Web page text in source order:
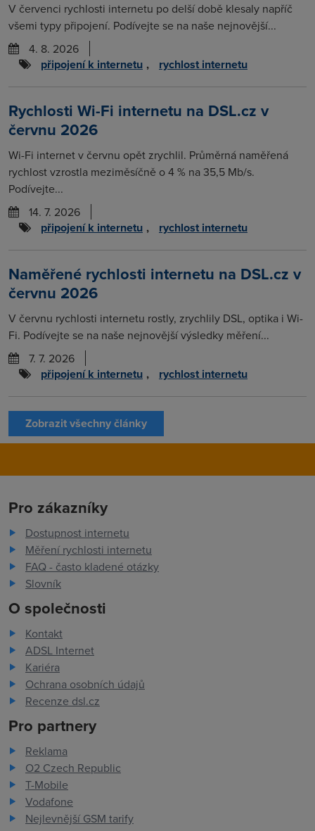
V červenci rychlosti internetu po delší době klesaly napříč
všemi typy připojení. Podívejte se na naše nejnovější...
4. 8. 2026
připojení k internetu , rychlost internetu
Rychlosti Wi-Fi internetu na DSL.cz v
červnu 2026
Wi-Fi internet v červnu opět zrychlil. Průměrná naměřená
rychlost vzrostla meziměsíčně o 4 % na 35,5 Mb/s.
Podívejte...
14. 7. 2026
připojení k internetu , rychlost internetu
Naměřené rychlosti internetu na DSL.cz v
červnu 2026
V červnu rychlosti internetu rostly, zrychlily DSL, optika i Wi-
Fi. Podívejte se na naše nejnovější výsledky měření...
7. 7. 2026
připojení k internetu , rychlost internetu
Zobrazit všechny články
Pro zákazníky
Dostupnost internetu
Měření rychlosti internetu
FAQ - často kladené otázky
Slovník
O společnosti
Kontakt
ADSL Internet
Kariéra
Ochrana osobních údajů
Recenze dsl.cz
Pro partnery
Reklama
O2 Czech Republic
T-Mobile
Vodafone
Nejlevnější GSM tarify